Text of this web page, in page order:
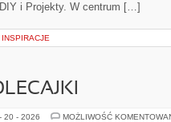
i Projekty. W centrum […]
20 - 2026 MOŻLIWOŚĆ